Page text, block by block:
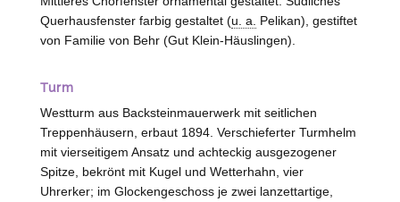
Querhausfenster farbig gestaltet (u. a.
Pelikan), gestiftet
von Familie von Behr (Gut Klein-Häuslingen).
Turm
Westturm aus Backsteinmauerwerk mit seitlichen
Treppenhäusern, erbaut 1894. Verschieferter Turmhelm
mit vierseitigem Ansatz und achteckig ausgezogener
Spitze, bekrönt mit Kugel und Wetterhahn, vier
Uhrerker; im Glockengeschoss je zwei lanzettartige,